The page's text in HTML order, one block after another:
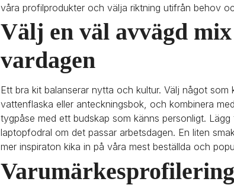
våra profilprodukter och välja riktning utifrån behov
Välj en väl avvägd
vardagen
Ett bra kit balanserar nytta och kultur. Välj något
vattenflaska eller anteckningsbok, och kombinera
tygpåse med ett budskap som känns personligt.
laptopfodral om det passar arbetsdagen. En liten
mer inspiraton kika in på våra mest beställda och